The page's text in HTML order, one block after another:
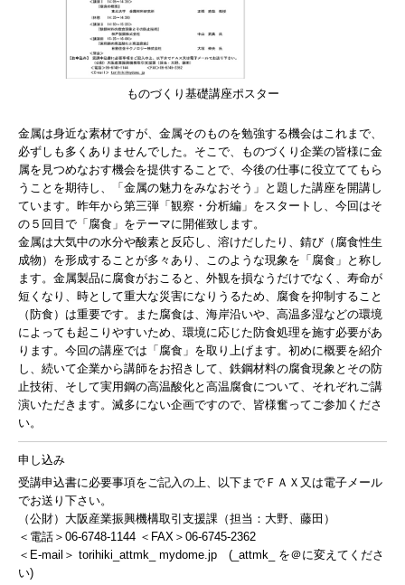
ものづくり基礎講座ポスター
金属は身近な素材ですが、金属そのものを勉強する機会はこれまで、
必ずしも多くありませんでした。そこで、ものづくり企業の皆様に金
属を見つめなおす機会を提供することで、今後の仕事に役立ててもら
うことを期待し、「金属の魅力をみなおそう」と題した講座を開講し
ています。昨年から第三弾「観察・分析編」をスタートし、今回はそ
の５回目で「腐食」をテーマに開催致します。
金属は大気中の水分や酸素と反応し、溶けだしたり、錆び（腐食性生
成物）を形成することが多々あり、このような現象を「腐食」と称し
ます。金属製品に腐食がおこると、外観を損なうだけでなく、寿命が
短くなり、時として重大な災害になりうるため、腐食を抑制すること
（防食）は重要です。また腐食は、海岸沿いや、高温多湿などの環境
によっても起こりやすいため、環境に応じた防食処理を施す必要があ
ります。今回の講座では「腐食」を取り上げます。初めに概要を紹介
し、続いて企業から講師をお招きして、鉄鋼材料の腐食現象とその防
止技術、そして実用鋼の高温酸化と高温腐食について、それぞれご講
演いただきます。滅多にない企画ですので、皆様奮ってご参加くださ
い。
申し込み
受講申込書に必要事項をご記入の上、以下までＦＡＸ又は電子メール
でお送り下さい。
（公財）大阪産業振興機構取引支援課（担当：大野、藤田）
＜電話＞06-6748-1144 ＜FAX＞06-6745-2362
＜E-mail＞ torihiki_attmk_ mydome.jp (_attmk_ を＠に変えてくださ
い)